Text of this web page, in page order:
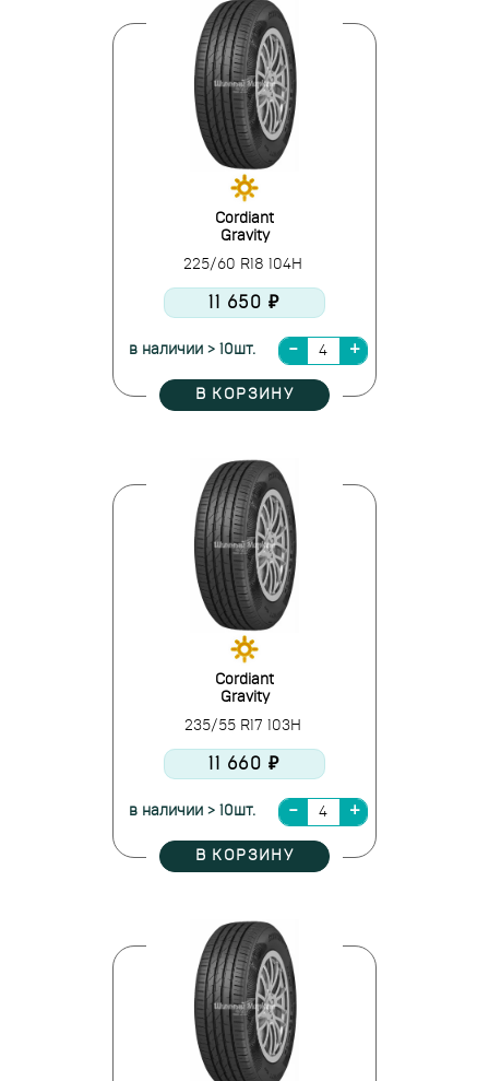
Cordiant
Gravity
225/60 R18 104H
11 650 ₽
в наличии > 10шт.
В КОРЗИНУ
Cordiant
Gravity
235/55 R17 103H
11 660 ₽
в наличии > 10шт.
В КОРЗИНУ